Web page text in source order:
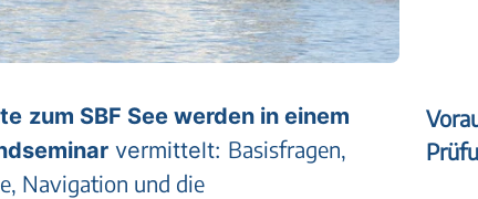
zum SBF See werden in einem
vermittelt: Basisfragen,
Navigation und die